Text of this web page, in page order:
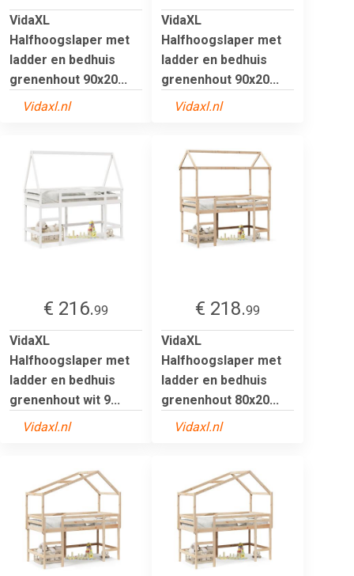
VidaXL
Halfhoogslaper met
ladder en bedhuis
grenenhout 90x20...
Vidaxl.nl
VidaXL
Halfhoogslaper met
ladder en bedhuis
grenenhout 90x20...
Vidaxl.nl
€ 216.99
VidaXL
Halfhoogslaper met
ladder en bedhuis
grenenhout wit 9...
Vidaxl.nl
€ 218.99
VidaXL
Halfhoogslaper met
ladder en bedhuis
grenenhout 80x20...
Vidaxl.nl